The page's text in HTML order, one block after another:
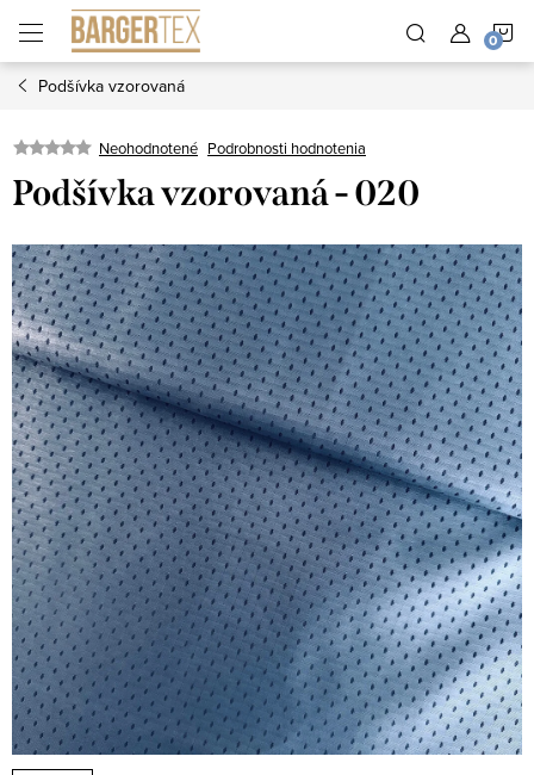
obsah
Podšívka vzorovaná
Neohodnotené Podrobnosti hodnotenia
Podšívka vzorovaná - 020